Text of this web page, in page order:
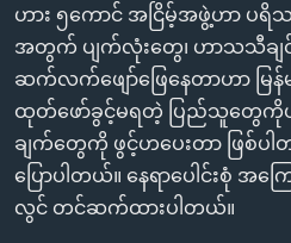
ရှာဖွေ
ရန်
နေရာ
သို့
ကျော်
ရန်
ဘာသာစကားများ
ဟား ၅ကောင် အငြိမ့်အဖွဲ့ဟာ ပရိ
အတွက် ပျက်လုံးတွေ၊ ဟာသသီချ
ဆက်လက်ဖျော်ဖြေနေတာဟာ မြ
ထုတ်ဖော်ခွင့်မရတဲ့ ပြည်သူတွေကို
ချက်တွေကို ဖွင့်ဟပေးတာ ဖြစ်
ပြောပါတယ်။ နေရာပေါင်းစုံ အ
လွင် တင်ဆက်ထားပါတယ်။